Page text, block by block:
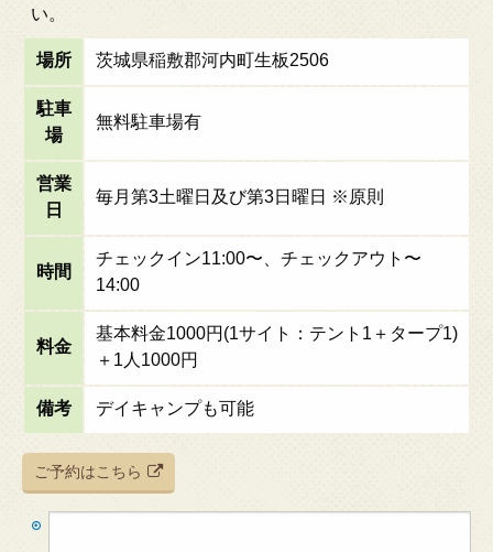
い。
場所 茨城県稲敷郡河内町生板2506
駐車
場
無料駐車場有
営業
日
毎月第3土曜日及び第3日曜日 ※原則
時間
チェックイン11:00〜、チェックアウト〜
14:00
料金
基本料金1000円(1サイト：テント1＋タープ1)
＋1人1000円
備考 デイキャンプも可能
ご予約はこちら